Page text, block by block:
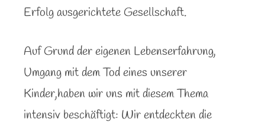
Erfolg ausgerichtete Gesellschaft.
Auf Grund der eigenen Lebenserfahrung,
Umgang mit dem Tod eines unserer
Kinder,haben wir uns mit diesem Thema
intensiv beschäftigt: Wir entdeckten die